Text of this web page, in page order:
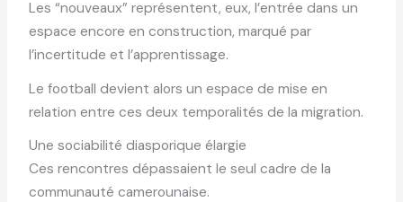
Les “nouveaux” représentent, eux, l’entrée dans un
espace encore en construction, marqué par
l’incertitude et l’apprentissage.
Le football devient alors un espace de mise en
relation entre ces deux temporalités de la migration.
Une sociabilité diasporique élargie
Ces rencontres dépassaient le seul cadre de la
communauté camerounaise.